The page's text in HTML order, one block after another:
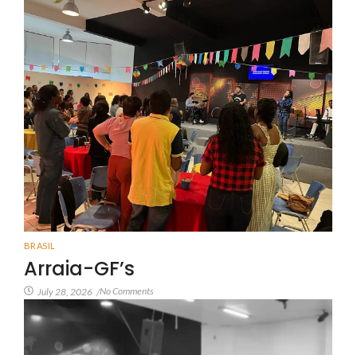
BRASIL
Arraia-GF’s
July 28, 2026 /No Comments